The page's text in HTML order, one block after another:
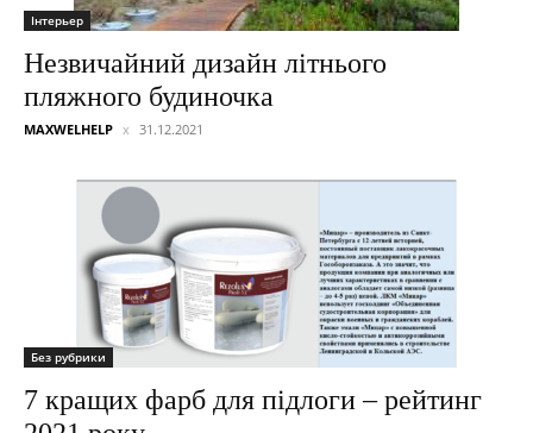
Інтерьер
Незвичайний дизайн літнього
пляжного будиночка
MAXWELHELP 31.12.2021
Без рубрики
7 кращих фарб для підлоги – рейтинг